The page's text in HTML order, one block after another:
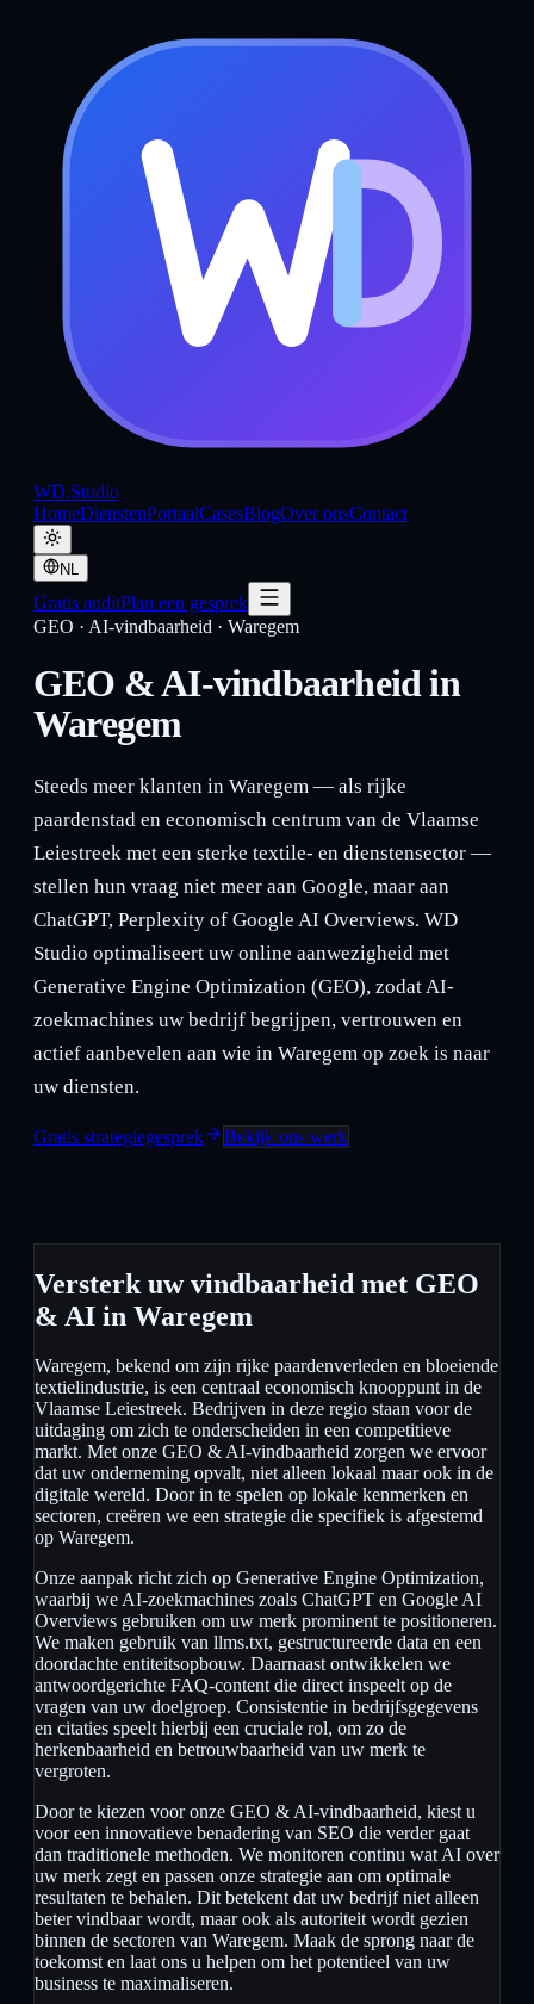
WD.Studio
HomeDienstenPortaalCasesBlogOver onsContact
NL
Gratis auditPlan een gesprek
GEO · AI-vindbaarheid · Waregem
GEO & AI-vindbaarheid in
Waregem
Steeds meer klanten in Waregem — als rijke
paardenstad en economisch centrum van de Vlaamse
Leiestreek met een sterke textile- en dienstensector —
stellen hun vraag niet meer aan Google, maar aan
ChatGPT, Perplexity of Google AI Overviews. WD
Studio optimaliseert uw online aanwezigheid met
Generative Engine Optimization (GEO), zodat AI-
zoekmachines uw bedrijf begrijpen, vertrouwen en
actief aanbevelen aan wie in Waregem op zoek is naar
uw diensten.
Gratis strategiegesprek Bekijk ons werk
Versterk uw vindbaarheid met GEO
& AI in Waregem
Waregem, bekend om zijn rijke paardenverleden en bloeiende
textielindustrie, is een centraal economisch knooppunt in de
Vlaamse Leiestreek. Bedrijven in deze regio staan voor de
uitdaging om zich te onderscheiden in een competitieve
markt. Met onze GEO & AI-vindbaarheid zorgen we ervoor
dat uw onderneming opvalt, niet alleen lokaal maar ook in de
digitale wereld. Door in te spelen op lokale kenmerken en
sectoren, creëren we een strategie die specifiek is afgestemd
op Waregem.
Onze aanpak richt zich op Generative Engine Optimization,
waarbij we AI-zoekmachines zoals ChatGPT en Google AI
Overviews gebruiken om uw merk prominent te positioneren.
We maken gebruik van llms.txt, gestructureerde data en een
doordachte entiteitsopbouw. Daarnaast ontwikkelen we
antwoordgerichte FAQ-content die direct inspeelt op de
vragen van uw doelgroep. Consistentie in bedrijfsgegevens
en citaties speelt hierbij een cruciale rol, om zo de
herkenbaarheid en betrouwbaarheid van uw merk te
vergroten.
Door te kiezen voor onze GEO & AI-vindbaarheid, kiest u
voor een innovatieve benadering van SEO die verder gaat
dan traditionele methoden. We monitoren continu wat AI over
uw merk zegt en passen onze strategie aan om optimale
resultaten te behalen. Dit betekent dat uw bedrijf niet alleen
beter vindbaar wordt, maar ook als autoriteit wordt gezien
binnen de sectoren van Waregem. Maak de sprong naar de
toekomst en laat ons u helpen om het potentieel van uw
business te maximaliseren.